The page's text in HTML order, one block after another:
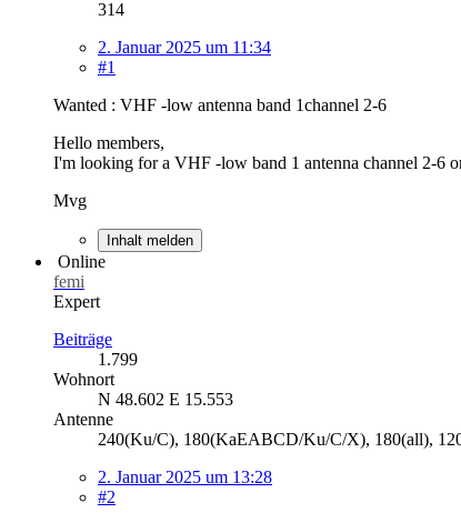
314
2. Januar 2025 um 11:34
#1
Wanted : VHF -low antenna band 1channel 2-6
Hello members,
I'm looking for a VHF -low band 1 antenna channel 2-6
Mvg
Inhalt melden
Online
femi
Expert
Beiträge
1.799
Wohnort
N 48.602 E 15.553
Antenne
240(Ku/C), 180(KaEABCD/Ku/C/X), 180(all),
2. Januar 2025 um 13:28
#2